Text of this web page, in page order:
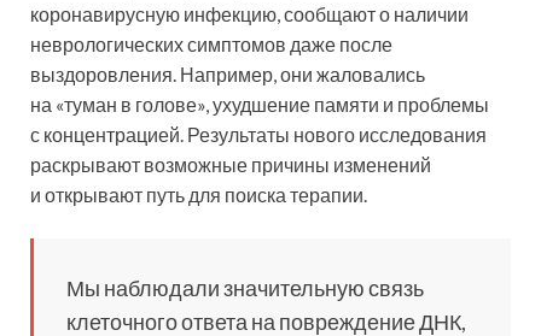
коронавирусную инфекцию, сообщают о наличии
неврологических симптомов даже после
выздоровления. Например, они жаловались
на «туман в голове», ухудшение памяти и проблемы
с концентрацией. Результаты нового исследования
раскрывают возможные причины изменений
и открывают путь для поиска терапии.
Мы наблюдали значительную связь
клеточного ответа на повреждение ДНК,